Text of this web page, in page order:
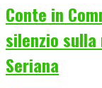
Conte in
silenzio sulla
Seriana